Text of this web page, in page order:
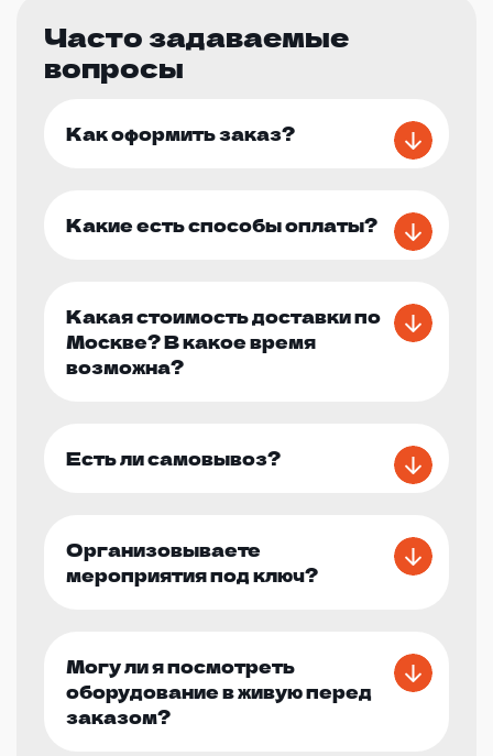
Часто задаваемые
вопросы
Как оформить заказ?
Какие есть способы оплаты?
Какая стоимость доставки по
Москве? В какое время
возможна?
Есть ли самовывоз?
Организовываете
мероприятия под ключ?
Могу ли я посмотреть
оборудование в живую перед
заказом?